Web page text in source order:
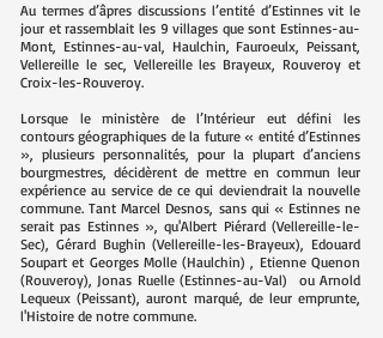
Au termes d’âpres discussions l’entité d’Estinnes vit le
jour et rassemblait les 9 villages que sont Estinnes-au-
Mont, Estinnes-au-val, Haulchin, Fauroeulx, Peissant,
Vellereille le sec, Vellereille les Brayeux, Rouveroy et
Croix-les-Rouveroy.
Lorsque le ministère de l’Intérieur eut défini les
contours géographiques de la future « entité d’Estinnes
», plusieurs personnalités, pour la plupart d’anciens
bourgmestres, décidèrent de mettre en commun leur
expérience au service de ce qui deviendrait la nouvelle
commune. Tant Marcel Desnos, sans qui « Estinnes ne
serait pas Estinnes », qu'Albert Piérard (Vellereille-le-
Sec), Gérard Bughin (Vellereille-les-Brayeux), Edouard
Soupart et Georges Molle (Haulchin) , Etienne Quenon
(Rouveroy), Jonas Ruelle (Estinnes-au-Val) ou Arnold
Lequeux (Peissant), auront marqué, de leur emprunte,
l'Histoire de notre commune.